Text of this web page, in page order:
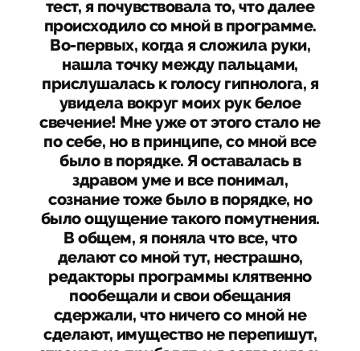
тест, я почувствовала то, что далее
происходило со мной в программе.
Во-первых, когда я сложила руки,
нашла точку между пальцами,
прислушалась к голосу гипнолога, я
увидела вокруг моих рук белое
свечение! Мне уже от этого стало не
по себе, но в принципе, со мной все
было в порядке. Я оставалась в
здравом уме и все понимал,
сознание тоже было в порядке, но
было ощущение такого помутнения.
В общем, я поняла что все, что
делают со мной тут, нестрашно,
редакторы программы клятвенно
пообещали и свои обещания
сдержали, что ничего со мной не
сделают, имущество не перепишут,